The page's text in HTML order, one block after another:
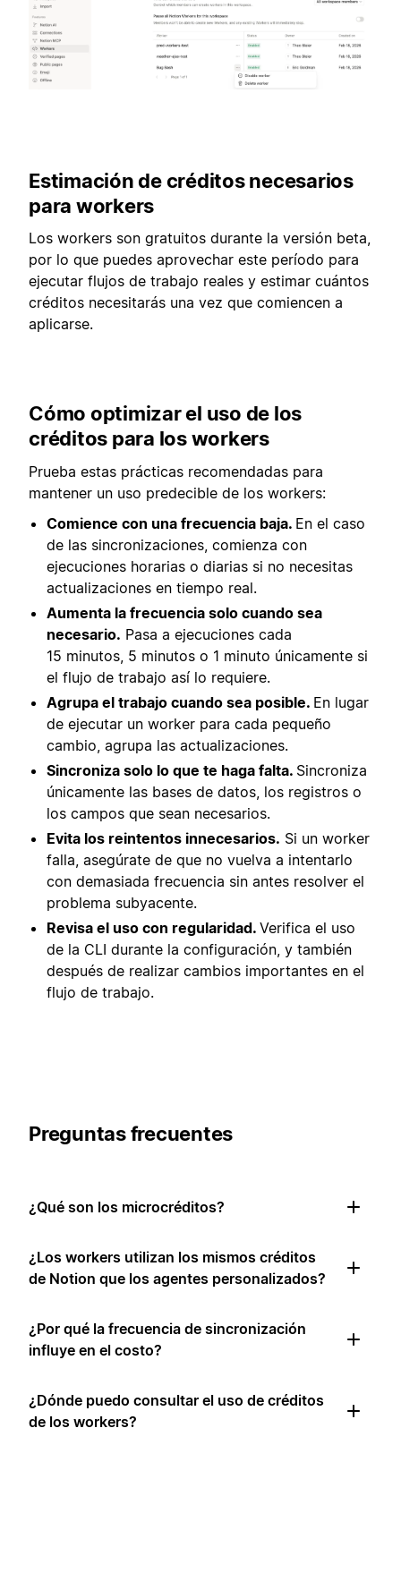
Estimación de créditos necesarios
para workers
Los workers son gratuitos durante la versión beta,
por lo que puedes aprovechar este período para
ejecutar flujos de trabajo reales y estimar cuántos
créditos necesitarás una vez que comiencen a
aplicarse.
Cómo optimizar el uso de los
créditos para los workers
Prueba estas prácticas recomendadas para
mantener un uso predecible de los workers:
Comience con una frecuencia baja. En el caso
de las sincronizaciones, comienza con
ejecuciones horarias o diarias si no necesitas
actualizaciones en tiempo real.
Aumenta la frecuencia solo cuando sea
necesario. Pasa a ejecuciones cada
15 minutos, 5 minutos o 1 minuto únicamente si
el flujo de trabajo así lo requiere.
Agrupa el trabajo cuando sea posible. En lugar
de ejecutar un worker para cada pequeño
cambio, agrupa las actualizaciones.
Sincroniza solo lo que te haga falta. Sincroniza
únicamente las bases de datos, los registros o
los campos que sean necesarios.
Evita los reintentos innecesarios. Si un worker
falla, asegúrate de que no vuelva a intentarlo
con demasiada frecuencia sin antes resolver el
problema subyacente.
Revisa el uso con regularidad. Verifica el uso
de la CLI durante la configuración, y también
después de realizar cambios importantes en el
flujo de trabajo.
Preguntas frecuentes
¿Qué son los microcréditos?
¿Los workers utilizan los mismos créditos
de Notion que los agentes personalizados?
¿Por qué la frecuencia de sincronización
influye en el costo?
¿Dónde puedo consultar el uso de créditos
de los workers?